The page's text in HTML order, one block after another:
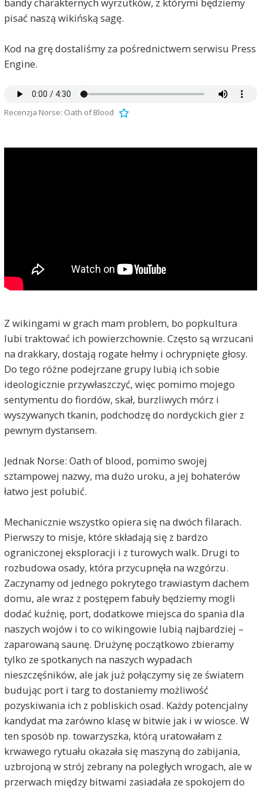
pisać naszą wikińską sagę.
Kod na grę dostaliśmy za pośrednictwem serwisu Press
Engine.
Recenzja Norse: Oath of Blood
Z wikingami w grach mam problem, bo popkultura
lubi traktować ich powierzchownie. Często są wrzucani
na drakkary, dostają rogate hełmy i ochrypnięte głosy.
Do tego różne podejrzane grupy lubią ich sobie
ideologicznie przywłaszczyć, więc pomimo mojego
sentymentu do fiordów, skał, burzliwych mórz i
wyszywanych tkanin, podchodzę do nordyckich gier z
pewnym dystansem.
Jednak Norse: Oath of blood, pomimo swojej
sztampowej nazwy, ma dużo uroku, a jej bohaterów
łatwo jest polubić.
Mechanicznie wszystko opiera się na dwóch filarach.
Pierwszy to misje, które składają się z bardzo
ograniczonej eksploracji i z turowych walk. Drugi to
rozbudowa osady, która przycupnęła na wzgórzu.
Zaczynamy od jednego pokrytego trawiastym dachem
domu, ale wraz z postępem fabuły będziemy mogli
dodać kuźnię, port, dodatkowe miejsca do spania dla
naszych wojów i to co wikingowie lubią najbardziej –
zaparowaną saunę. Drużynę początkowo zbieramy
tylko ze spotkanych na naszych wypadach
nieszczęśników, ale jak już połączymy się ze światem
budując port i targ to dostaniemy możliwość
pozyskiwania ich z pobliskich osad. Każdy potencjalny
kandydat ma zarówno klasę w bitwie jak i w wiosce. W
ten sposób np. towarzyszka, którą uratowałam z
krwawego rytuału okazała się maszyną do zabijania,
uzbrojoną w strój zebrany na poległych wrogach, ale w
przerwach między bitwami zasiadała ze spokojem do